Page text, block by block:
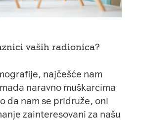
vaših radionica?
najčešće nam
naravno muškarcima
da nam se pridruže, oni
zainteresovani za našu